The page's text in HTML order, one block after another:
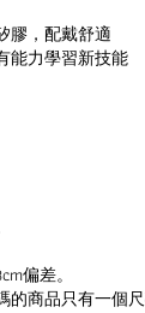
膠，配戴舒適
能力學習新技能
偏差。
商品只有一個